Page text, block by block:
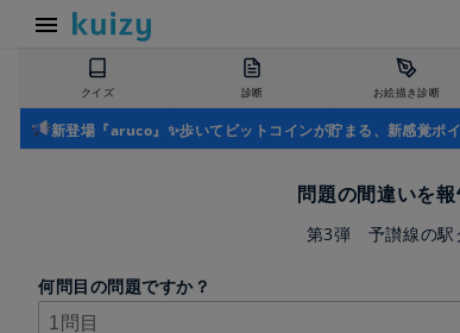
クイズ 診断 お絵描き診断
新登場『aruco』✨歩いてビットコインが貯まる、新感覚ポ
問題の間違いを
第3弾 予讃線の駅
何問目の問題ですか？